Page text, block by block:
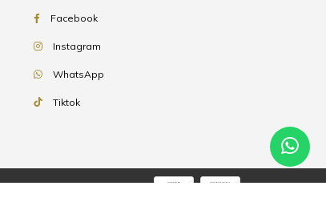
Facebook
Instagram
WhatsApp
Tiktok